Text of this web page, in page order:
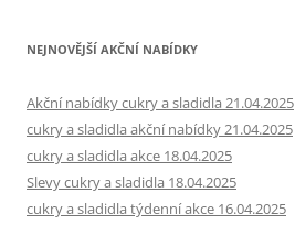
NEJNOVĚJŠÍ AKČNÍ NABÍDKY
Akční nabídky cukry a sladidla 21.04.2025
cukry a sladidla akční nabídky 21.04.2025
cukry a sladidla akce 18.04.2025
Slevy cukry a sladidla 18.04.2025
cukry a sladidla týdenní akce 16.04.2025